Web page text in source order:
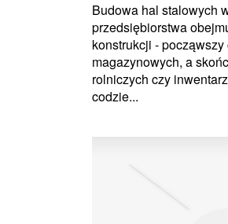
Budowa hal stalowych
przedsiębiorstwa
konstrukcji -
magazynowych, a
rolniczych czy
codzie...